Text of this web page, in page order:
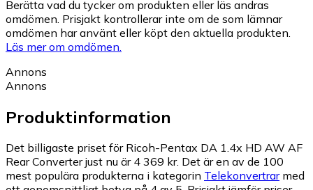
Berätta vad du tycker om produkten eller läs andras
omdömen. Prisjakt kontrollerar inte om de som lämnar
omdömen har använt eller köpt den aktuella produkten.
Läs mer om omdömen.
Annons
Annons
Produktinformation
Det billigaste priset för Ricoh-Pentax DA 1.4x HD AW AF
Rear Converter just nu är 4 369 kr. Det är en av de 100
mest populära produkterna i kategorin Telekonvertrarmed